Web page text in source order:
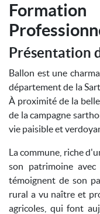
Présentation
Ballon est une
département de la
À proximité de la
de la campagne
vie paisible et
La commune, riche
son patrimoine
témoignent de son
rural a vu naître et
agricoles, qui font